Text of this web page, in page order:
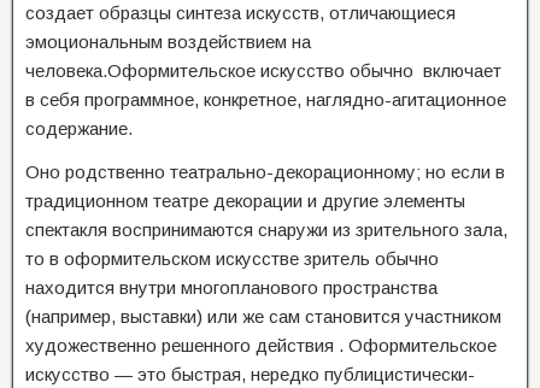
создает образцы синтеза искусств, отличающиеся
эмоциональным воздействием на
человека.Оформительское искусство обычно включает
в себя программное, конкретное, наглядно-агитационное
содержание.
Оно родственно театрально-декорационному; но если в
традиционном театре декорации и другие элементы
спектакля воспринимаются снаружи из зрительного зала,
то в оформительском искусстве зритель обычно
находится внутри многопланового пространства
(например, выставки) или же сам становится участником
художественно решенного действия . Оформительское
искусство — это быстрая, нередко публицистически-